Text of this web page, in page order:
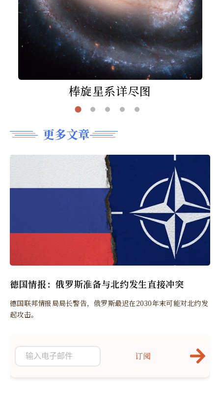
棒旋星系详尽图
更多文章
德国情报：俄罗斯准备与北约发生直接冲突
德国联邦情报局局长警告，俄罗斯最迟在2030年末可能对北约发
起攻击。
订阅